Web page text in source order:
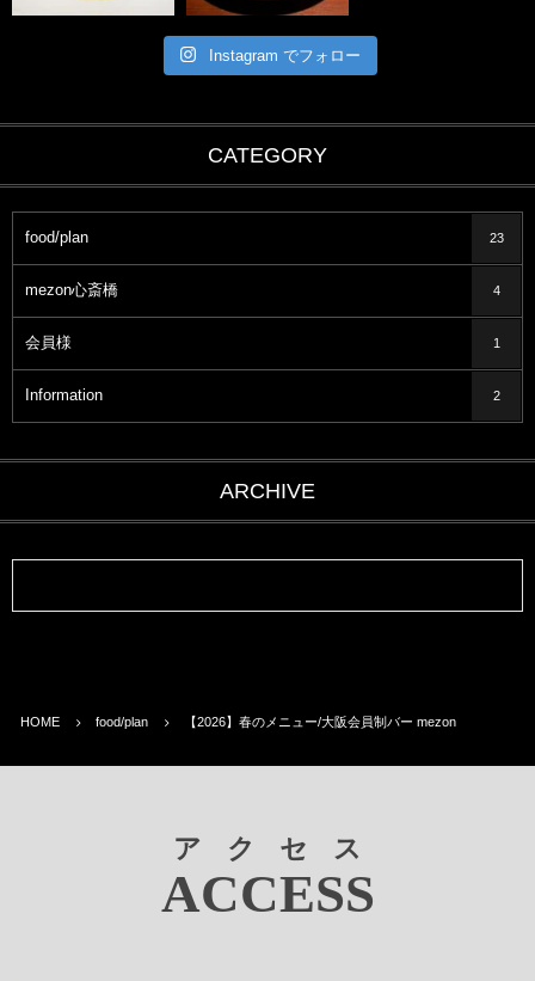
Instagram でフォロー
CATEGORY
food/plan 23
mezon心斎橋 4
会員様 1
Information 2
ARCHIVE
HOME food/plan 【2026】春のメニュー/大阪会員制バー mezon
ACCESS
アクセス